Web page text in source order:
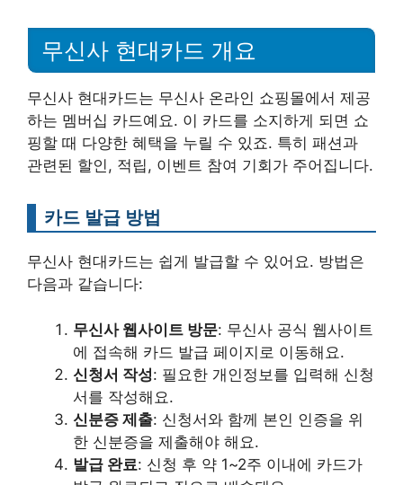
무신사 현대카드 개요
무신사 현대카드는 무신사 온라인 쇼핑몰에서 제공
하는 멤버십 카드예요. 이 카드를 소지하게 되면 쇼
핑할 때 다양한 혜택을 누릴 수 있죠. 특히 패션과
관련된 할인, 적립, 이벤트 참여 기회가 주어집니다.
카드 발급 방법
무신사 현대카드는 쉽게 발급할 수 있어요. 방법은
다음과 같습니다:
무신사 웹사이트 방문: 무신사 공식 웹사이트
에 접속해 카드 발급 페이지로 이동해요.
신청서 작성: 필요한 개인정보를 입력해 신청
서를 작성해요.
신분증 제출: 신청서와 함께 본인 인증을 위
한 신분증을 제출해야 해요.
발급 완료: 신청 후 약 1~2주 이내에 카드가